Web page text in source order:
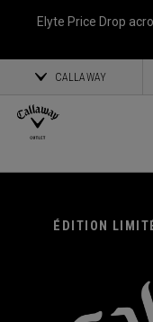
Elyte Price Drop
CALLAWAY
ÉDITION